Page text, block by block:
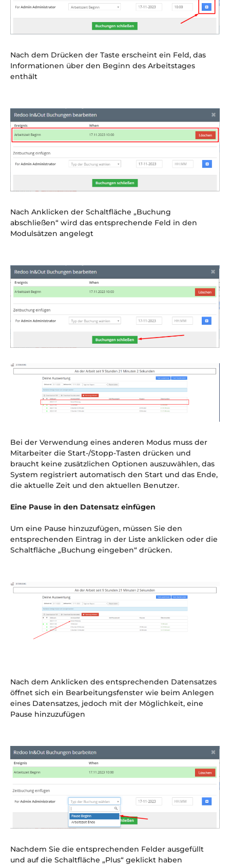
Nach dem Drücken der Taste erscheint ein Feld, das
Informationen über den Beginn des Arbeitstages
enthält
Nach Anklicken der Schaltfläche „Buchung
abschließen“ wird das entsprechende Feld in den
Modulsätzen angelegt
Bei der Verwendung eines anderen Modus muss der
Mitarbeiter die Start-/Stopp-Tasten drücken und
braucht keine zusätzlichen Optionen auszuwählen, das
System registriert automatisch den Start und das Ende,
die aktuelle Zeit und den aktuellen Benutzer.
Eine Pause in den Datensatz einfügen
Um eine Pause hinzuzufügen, müssen Sie den
entsprechenden Eintrag in der Liste anklicken oder die
Schaltfläche „Buchung eingeben“ drücken.
Nach dem Anklicken des entsprechenden Datensatzes
öffnet sich ein Bearbeitungsfenster wie beim Anlegen
eines Datensatzes, jedoch mit der Möglichkeit, eine
Pause hinzuzufügen
Nachdem Sie die entsprechenden Felder ausgefüllt
und auf die Schaltfläche „Plus“ geklickt haben